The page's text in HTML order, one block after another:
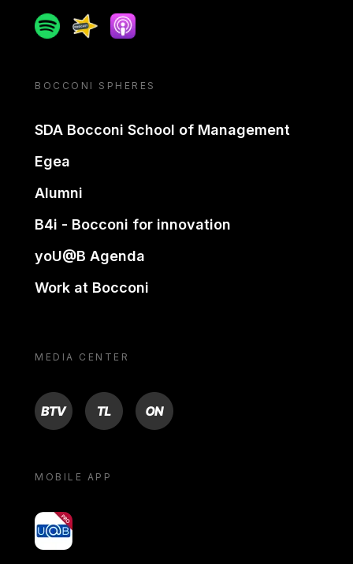
SpotifySpreakerApple podcast
BOCCONI SPHERES
SDA Bocconi School of Management
Egea
Alumni
B4i - Bocconi for innovation
yoU@B Agenda
Work at Bocconi
MEDIA CENTER
BTV TL ON
MOBILE APP
yoU@B